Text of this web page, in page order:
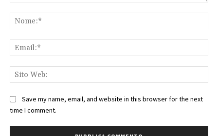
Save my name, email, and website in this browser for the next
time I comment.